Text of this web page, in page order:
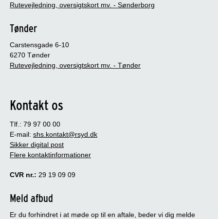
Rutevejledning, oversigtskort mv. - Sønderborg
Tønder
Carstensgade 6-10
6270 Tønder
Rutevejledning, oversigtskort mv. - Tønder
Kontakt os
Tlf.: 79 97 00 00
E-mail: shs.kontakt@rsyd.dk
Sikker digital post
Flere kontaktinformationer
CVR nr.: 29 19 09 09
Meld afbud
Er du forhindret i at møde op til en aftale, beder vi dig melde